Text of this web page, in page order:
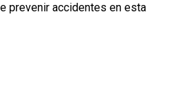
prevenir accidentes en esta